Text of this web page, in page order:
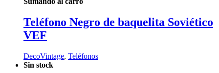
Teléfono Negro de baquelita Soviético
VEF
DecoVintage, Teléfonos
Sin stock